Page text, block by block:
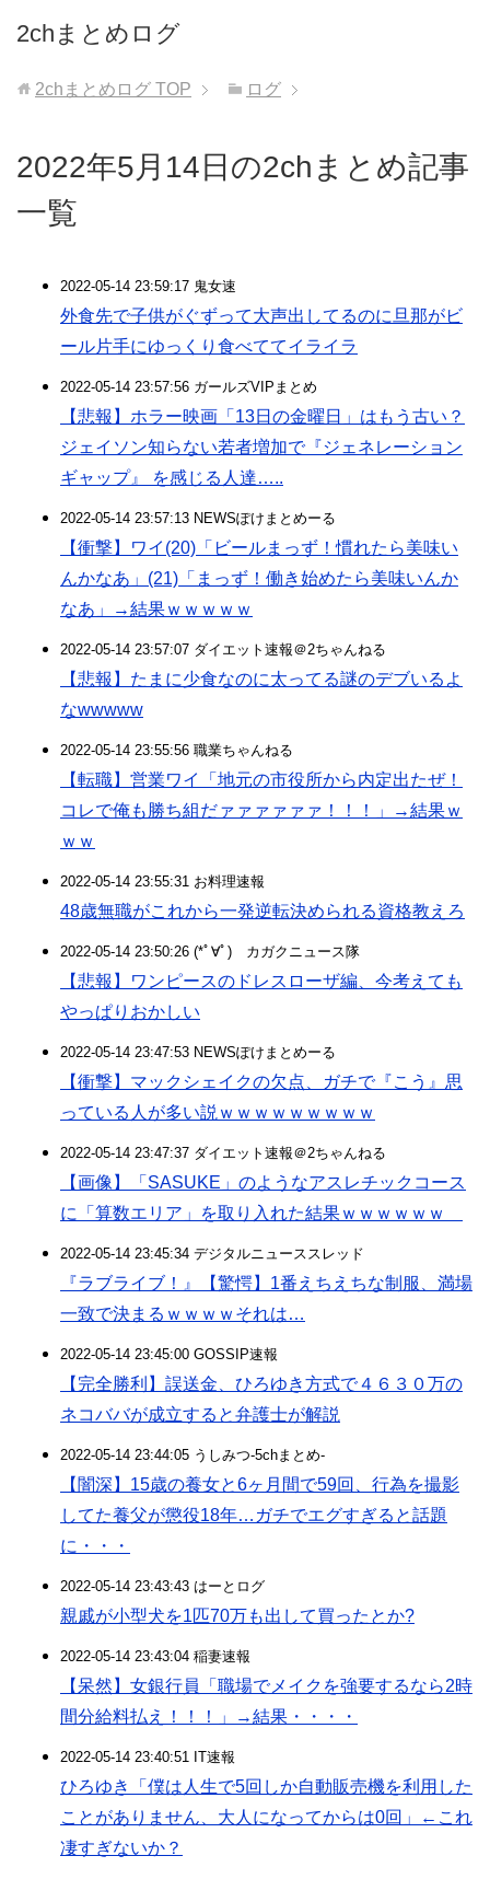
2chまとめログ
2chまとめログ TOP ログ
2022年5月14日の2chまとめ記事
一覧
2022-05-14 23:59:17 鬼女速
外食先で子供がぐずって大声出してるのに旦那がビ
ール片手にゆっくり食べててイライラ
2022-05-14 23:57:56 ガールズVIPまとめ
【悲報】ホラー映画「13日の金曜日」はもう古い？
ジェイソン知らない若者増加で『ジェネレーション
ギャップ』 を感じる人達…..
2022-05-14 23:57:13 NEWSぽけまとめーる
【衝撃】ワイ(20)「ビールまっず！慣れたら美味い
んかなあ」(21)「まっず！働き始めたら美味いんか
なあ」→結果ｗｗｗｗｗ
2022-05-14 23:57:07 ダイエット速報＠2ちゃんねる
【悲報】たまに少食なのに太ってる謎のデブいるよ
なwwwww
2022-05-14 23:55:56 職業ちゃんねる
【転職】営業ワイ「地元の市役所から内定出たぜ！
コレで俺も勝ち組だァァァァァァ！！！」→結果ｗ
ｗｗ
2022-05-14 23:55:31 お料理速報
48歳無職がこれから一発逆転決められる資格教えろ
2022-05-14 23:50:26 (*ﾟ∀ﾟ)ゞカガクニュース隊
【悲報】ワンピースのドレスローザ編、今考えても
やっぱりおかしい
2022-05-14 23:47:53 NEWSぽけまとめーる
【衝撃】マックシェイクの欠点、ガチで『こう』思
っている人が多い説ｗｗｗｗｗｗｗｗｗ
2022-05-14 23:47:37 ダイエット速報＠2ちゃんねる
【画像】「SASUKE」のようなアスレチックコース
に「算数エリア」を取り入れた結果ｗｗｗｗｗｗ
2022-05-14 23:45:34 デジタルニューススレッド
『ラブライブ！』【驚愕】1番えちえちな制服、満場
一致で決まるｗｗｗｗそれは…
2022-05-14 23:45:00 GOSSIP速報
【完全勝利】誤送金、ひろゆき方式で４６３０万の
ネコババが成立すると弁護士が解説
2022-05-14 23:44:05 うしみつ-5chまとめ-
【闇深】15歳の養女と6ヶ月間で59回、行為を撮影
してた養父が懲役18年…ガチでエグすぎると話題
に・・・
2022-05-14 23:43:43 はーとログ
親戚が小型犬を1匹70万も出して買ったとか?
2022-05-14 23:43:04 稲妻速報
【呆然】女銀行員「職場でメイクを強要するなら2時
間分給料払え！！！」→結果・・・・
2022-05-14 23:40:51 IT速報
ひろゆき「僕は人生で5回しか自動販売機を利用した
ことがありません、大人になってからは0回」←これ
凄すぎないか？